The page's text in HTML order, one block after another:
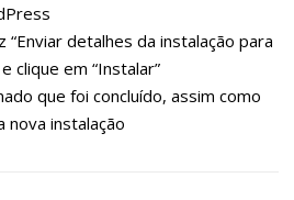
detalhes da instalação para
clique em “Instalar”
que foi concluído, assim como
nova instalação